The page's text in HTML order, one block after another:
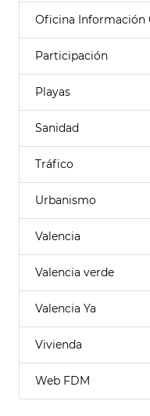
Oficina Información
Participación
Playas
Sanidad
Tráfico
Urbanismo
Valencia
Valencia verde
Valencia Ya
Vivienda
Web FDM